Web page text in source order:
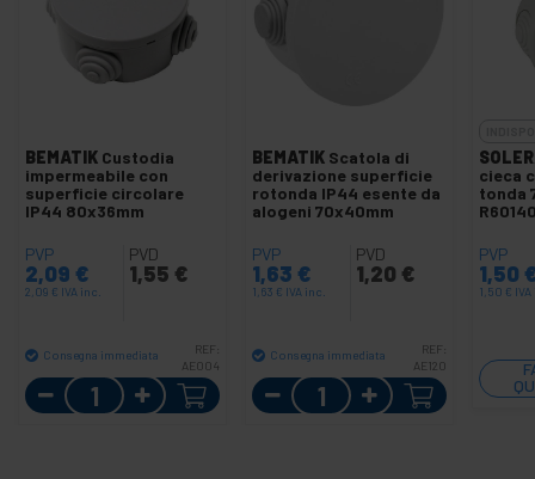
BEMATIK Custodia
impermeabile con
superficie circolare
IP44 80x36mm
PVP
2,09 €
2,09 € IVA inc.
PVD
1,55 €
Consegna immediata
REF:
AE004
Quantità
BEMATIK Scatola di
derivazione superficie
rotonda IP44 esente da
alogeni 70x40mm
PVP
1,63 €
1,63 € IVA inc.
PVD
1,20 €
Consegna immediata
REF:
AE120
Quantità
cieca
tonda
PVP
1,50
1,50 €